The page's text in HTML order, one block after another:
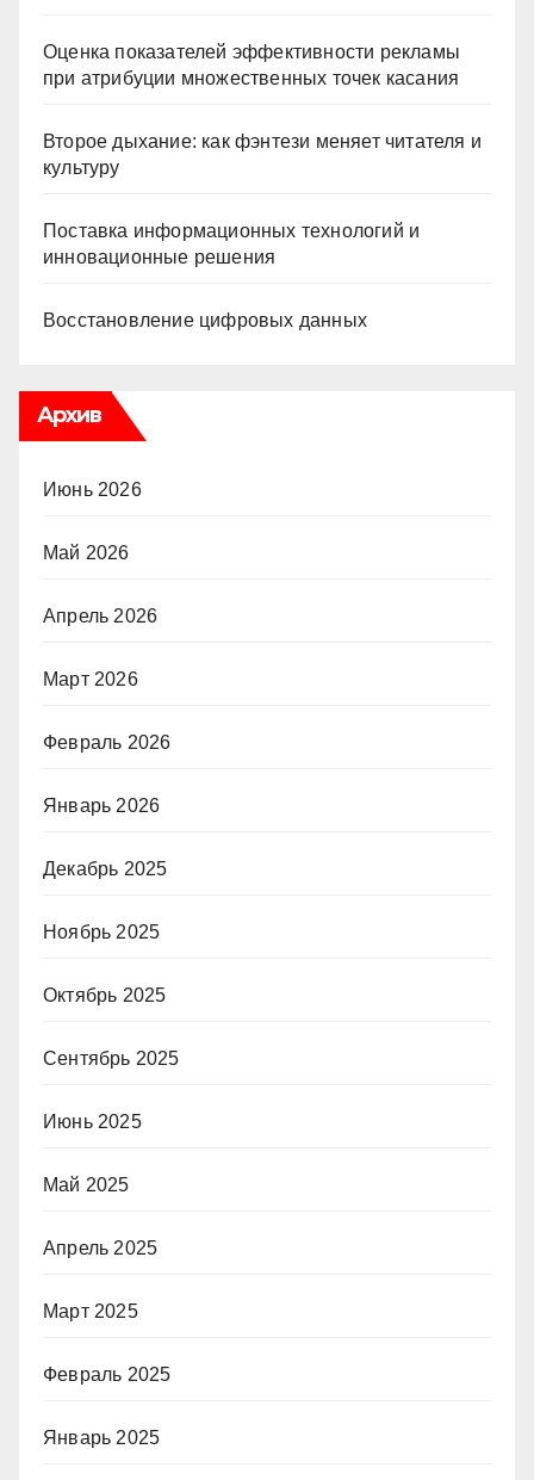
Оценка показателей эффективности рекламы
при атрибуции множественных точек касания
Второе дыхание: как фэнтези меняет читателя и
культуру
Поставка информационных технологий и
инновационные решения
Восстановление цифровых данных
Архив
Июнь 2026
Май 2026
Апрель 2026
Март 2026
Февраль 2026
Январь 2026
Декабрь 2025
Ноябрь 2025
Октябрь 2025
Сентябрь 2025
Июнь 2025
Май 2025
Апрель 2025
Март 2025
Февраль 2025
Январь 2025